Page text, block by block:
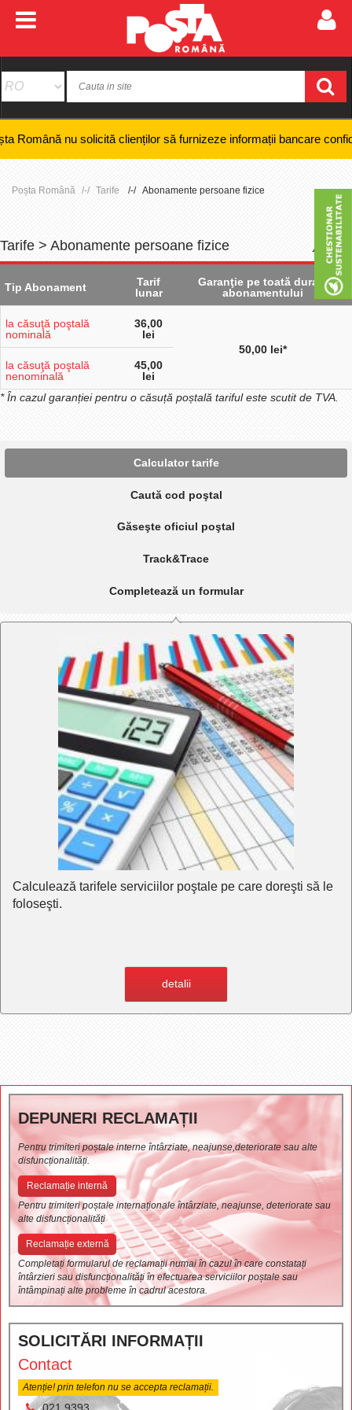
nu solicită clienților să furnizeze informații bancare confidențiale,
Poșta Română Tarife Abonamente persoane fizice
Tarife > Abonamente persoane fizice +
Tip Abonament
Tarif
lunar
Garanţie pe toată durata
abonamentului
la căsuţă poştală
nominală
36,00
lei
50,00 lei*
la căsuţă poştală
nenominală
45,00
lei
* În cazul garanției pentru o căsuță poștală tariful este scutit de TVA.
Calculator tarife
Caută cod poştal
Găseşte oficiul poştal
Track&Trace
Completează un formular
Calculează tarifele serviciilor poştale pe care doreşti să le
foloseşti.
detalii
DEPUNERI RECLAMAȚII
Pentru trimiteri poștale interne întârziate, neajunse,deteriorate sau alte
disfuncționalități.
Reclamație internă
Pentru trimiteri poștale internaționale întârziate, neajunse, deteriorate sau
alte disfuncționalități
Reclamație externă
Completați formularul de reclamații numai în cazul în care constatați
întârzieri sau disfuncționalități în efectuarea serviciilor poștale sau
întâmpinați alte probleme în cadrul acestora.
SOLICITĂRI INFORMAȚII
Contact
Atenție! prin telefon nu se accepta reclamații.